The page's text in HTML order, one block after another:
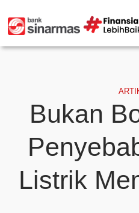
Bukan
Listrik